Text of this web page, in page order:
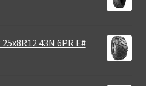
43N 6PR E#